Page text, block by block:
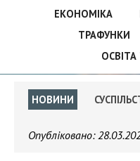
ЕКОНОМІКА
ТРАФУНКИ
НОВИНИ
Опубліковано: